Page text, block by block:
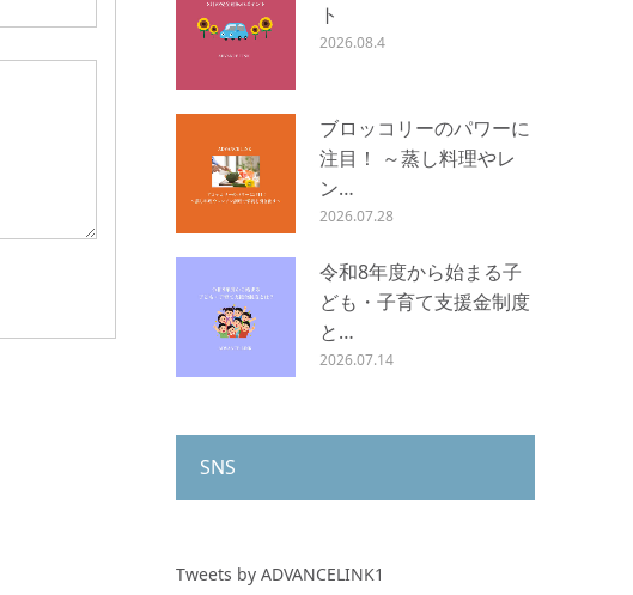
ト
2026.08.4
ブロッコリーのパワーに
注目！ ～蒸し料理やレ
ン…
2026.07.28
令和8年度から始まる子
ども・子育て支援金制度
と…
2026.07.14
SNS
Tweets by ADVANCELINK1